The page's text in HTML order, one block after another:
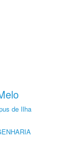
de Ilha